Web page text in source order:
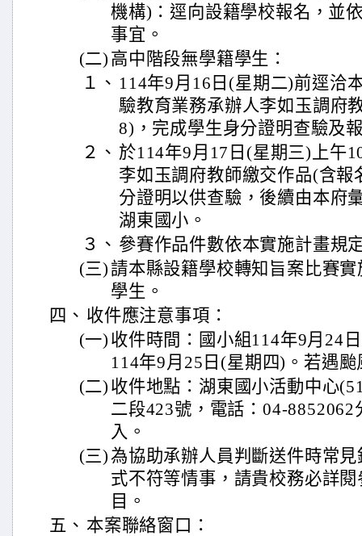
機構)：逕向設籍學校報名，並
事宜。
(二) 高中階段無學籍學生：
１、 114年9月16日(星期二)前逕洽
驗教育業務承辦人李如玉調府
8)，完成學生身分證明查驗及
２、 於114年9月17日(星期三)上午
李如玉調府教師繳交作品(含
分證明以供查驗，後續由本府
湖東國小。
３、 參賽作品件數依本實施計畫規
(三) 請本縣設籍學校轉知旨案比賽
學生。
四、 收件應注意事項：
(一) 收件時間：國小組114年9月24
114年9月25日(星期四)。若遇
(二) 收件地點：湖東國小活動中心
二段423號，電話：04-
入。
(三)為協助承辦人員判斷送件時常
式不符等情事，請貴校務必詳
目。
五、 本案聯絡窗口：